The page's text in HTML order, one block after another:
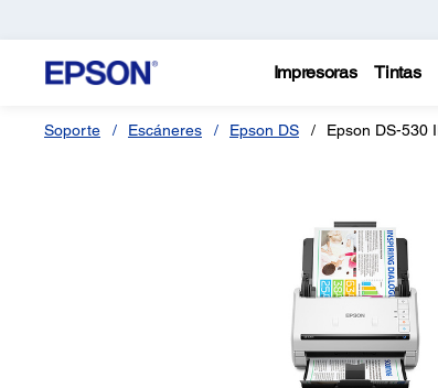
Impresoras Tintas
Soporte Escáneres Epson DS Epson DS-530